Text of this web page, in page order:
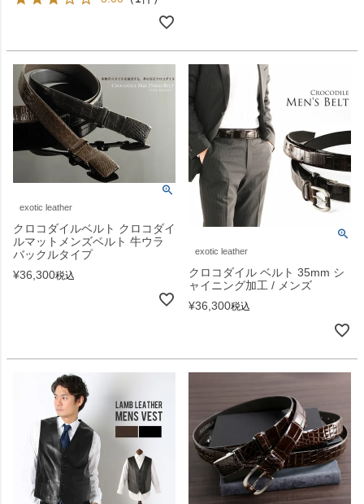
exotic leather
クロコダイルベルト クロコダイ
ルマットメンズベルト 牛ウラ
バックルタイプ
¥36,300税込
exotic leather
クロコダイル ベルト 35mm シ
ャイニング加工 / メンズ
¥36,300税込